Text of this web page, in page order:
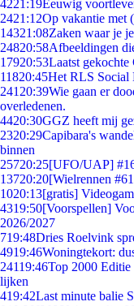
4221:19Eeuwig
2421:12Op vakantie met
14321:08Zaken waar je
24820:58Afbeeldingen
17920:53Laatst
11820:45Het RLS Social
241 20:39Wie gaan er
overledenen.
4420:30GGZ heeft mij
2320:29Capibara's
binnen
25720:25[UFO/UAP]
13720:20[Wielrennen
1020:13[gratis]
4319:50[Voorspellen]
2026/2027
719:48Dries Roelvink
4919:46Woningtekort:
24119:46Top 2000
lijken
419:42Last minute balie